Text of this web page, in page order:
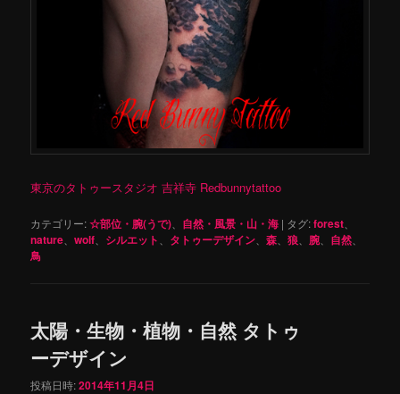
東京のタトゥースタジオ 吉祥寺 Redbunnytattoo
カテゴリー:☆部位・腕(うで)、 自然・風景・山・海 | タグ:forest、
nature、wolf、 シルエット、 タトゥーデザイン、森、狼、腕、 自然、
鳥
太陽・生物・植物・自然 タトゥ
ーデザイン
投稿日時:2014年11月4日